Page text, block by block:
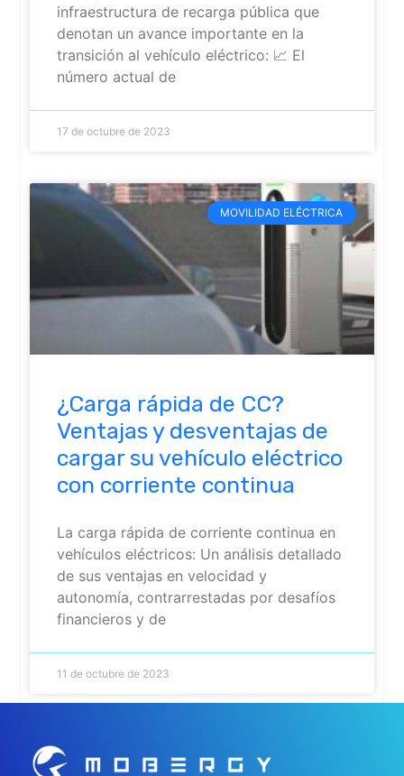
infraestructura de recarga pública que
denotan un avance importante en la
transición al vehículo eléctrico: 📈 El
número actual de
17 de octubre de 2023
MOVILIDAD ELÉCTRICA
¿Carga rápida de CC?
Ventajas y desventajas de
cargar su vehículo eléctrico
con corriente continua
La carga rápida de corriente continua en
vehículos eléctricos: Un análisis detallado
de sus ventajas en velocidad y
autonomía, contrarrestadas por desafíos
financieros y de
11 de octubre de 2023